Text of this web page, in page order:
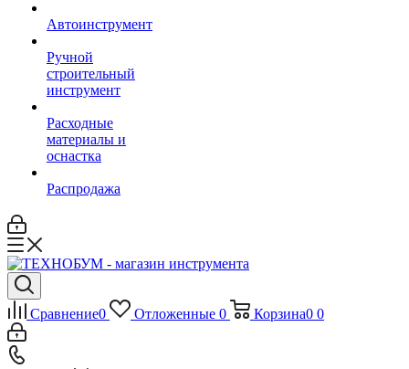
Автоинструмент
Ручной
строительный
инструмент
Расходные
материалы и
оснастка
Распродажа
Сравнение0 Отложенные 0 Корзина0 0